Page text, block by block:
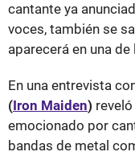
cantante ya
voces, también se
aparecerá en una
En una entrevista
(Iron Maiden)
emocionado por
bandas de metal